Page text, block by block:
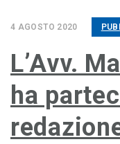
4 AGOSTO 2020
L’Avv.
ha